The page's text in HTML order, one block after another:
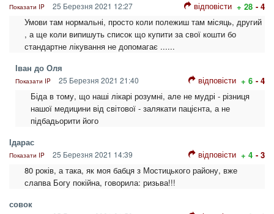
Показати IP 25 Березня 2021 12:27 відповісти + 28 - 4
Умови там нормальні, просто коли полежиш там місяць, другий
, а ще коли випишуть список що купити за свої кошти бо
стандартне лікування не допомагає ......
Іван до Оля
Показати IP 25 Березня 2021 21:40 відповісти + 6 - 4
Біда в тому, що наші лікарі розумні, але не мудрі - різниця
нашої медицини від світової - залякати пацієнта, а не
підбадьорити його
Ідарас
Показати IP 25 Березня 2021 14:39 відповісти + 4 - 3
80 років, а така, як моя бабця з Мостицького району, вже
слапва Богу покійна, говорила: ризьва!!!
совок